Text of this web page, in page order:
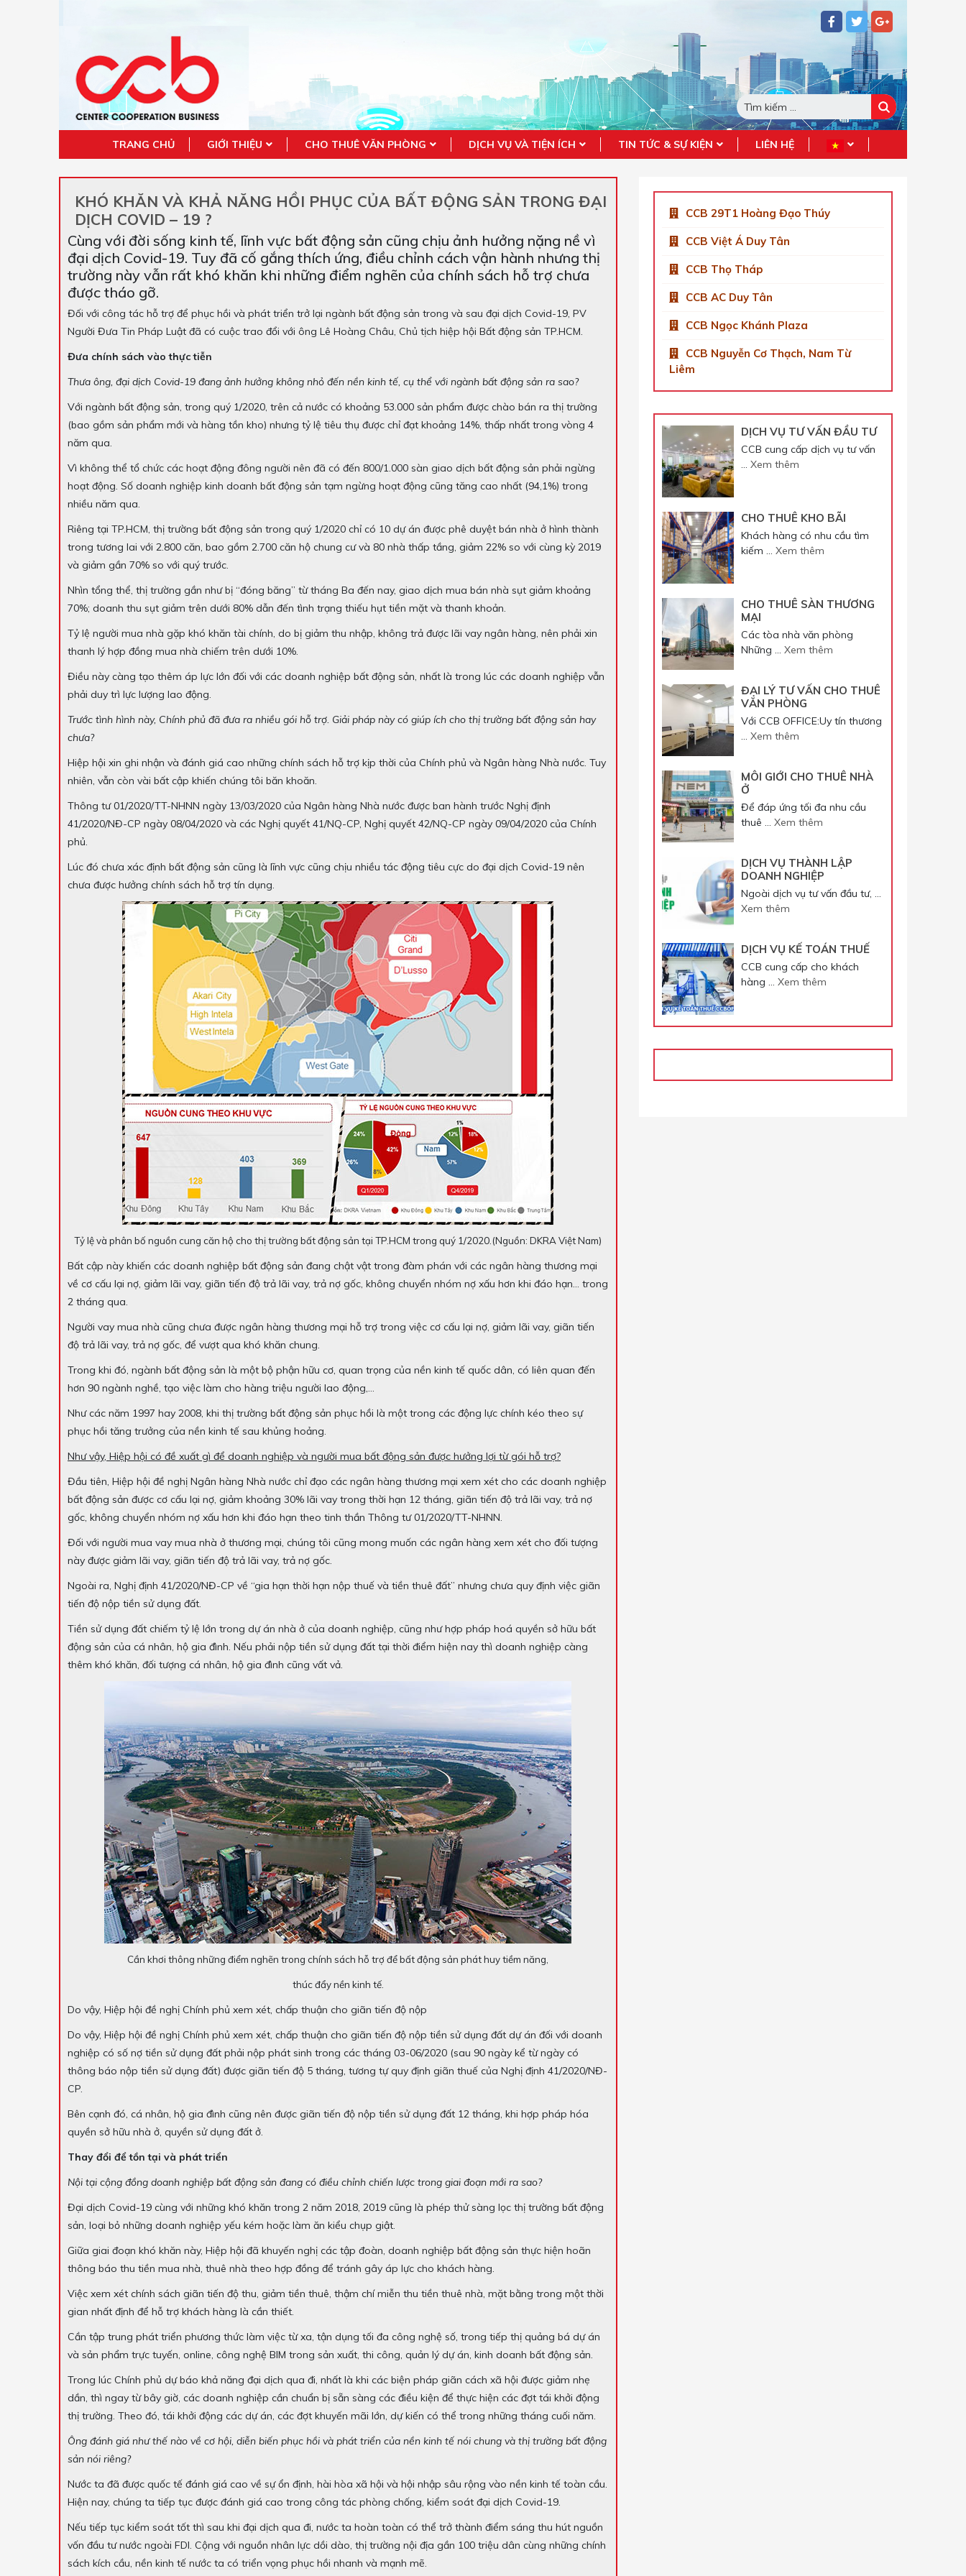
TRANG CHỦ GIỚI THIỆU CHO THUÊ VĂN PHÒNG DỊCH VỤ VÀ TIỆN ÍCH TIN TỨC & SỰ KIỆN LIÊN HỆ
KHÓ KHĂN VÀ KHẢ NĂNG HỒI PHỤC CỦA BẤT ĐỘNG SẢN TRONG ĐẠI
DỊCH COVID – 19 ?
Cùng với đời sống kinh tế, lĩnh vực bất động sản cũng chịu ảnh hưởng nặng nề vì
đại dịch Covid-19. Tuy đã cố gắng thích ứng, điều chỉnh cách vận hành nhưng thị
trường này vẫn rất khó khăn khi những điểm nghẽn của chính sách hỗ trợ chưa
được tháo gỡ.
Đối với công tác hỗ trợ để phục hồi và phát triển trở lại ngành bất động sản trong và sau đại dịch Covid-19, PV
Người Đưa Tin Pháp Luật đã có cuộc trao đổi với ông Lê Hoàng Châu, Chủ tịch hiệp hội Bất động sản TP.HCM.
Đưa chính sách vào thực tiễn
Thưa ông, đại dịch Covid-19 đang ảnh hưởng không nhỏ đến nền kinh tế, cụ thể với ngành bất động sản ra sao?
Với ngành bất động sản, trong quý 1/2020, trên cả nước có khoảng 53.000 sản phẩm được chào bán ra thị trường
(bao gồm sản phẩm mới và hàng tồn kho) nhưng tỷ lệ tiêu thụ được chỉ đạt khoảng 14%, thấp nhất trong vòng 4
năm qua.
Vì không thể tổ chức các hoạt động đông người nên đã có đến 800/1.000 sàn giao dịch bất động sản phải ngừng
hoạt động. Số doanh nghiệp kinh doanh bất động sản tạm ngừng hoạt động cũng tăng cao nhất (94,1%) trong
nhiều năm qua.
Riêng tại TP.HCM, thị trường bất động sản trong quý 1/2020 chỉ có 10 dự án được phê duyệt bán nhà ở hình thành
trong tương lai với 2.800 căn, bao gồm 2.700 căn hộ chung cư và 80 nhà thấp tầng, giảm 22% so với cùng kỳ 2019
và giảm gần 70% so với quý trước.
Nhìn tổng thể, thị trường gần như bị “đóng băng” từ tháng Ba đến nay, giao dịch mua bán nhà sụt giảm khoảng
70%; doanh thu sụt giảm trên dưới 80% dẫn đến tình trạng thiếu hụt tiền mặt và thanh khoản.
Tỷ lệ người mua nhà gặp khó khăn tài chính, do bị giảm thu nhập, không trả được lãi vay ngân hàng, nên phải xin
thanh lý hợp đồng mua nhà chiếm trên dưới 10%.
Điều này càng tạo thêm áp lực lớn đối với các doanh nghiệp bất động sản, nhất là trong lúc các doanh nghiệp vẫn
phải duy trì lực lượng lao động.
Trước tình hình này, Chính phủ đã đưa ra nhiều gói hỗ trợ. Giải pháp này có giúp ích cho thị trường bất động sản hay
chưa?
Hiệp hội xin ghi nhận và đánh giá cao những chính sách hỗ trợ kịp thời của Chính phủ và Ngân hàng Nhà nước. Tuy
nhiên, vẫn còn vài bất cập khiến chúng tôi băn khoăn.
Thông tư 01/2020/TT-NHNN ngày 13/03/2020 của Ngân hàng Nhà nước được ban hành trước Nghị định
41/2020/NĐ-CP ngày 08/04/2020 và các Nghị quyết 41/NQ-CP, Nghị quyết 42/NQ-CP ngày 09/04/2020 của Chính
phủ.
Lúc đó chưa xác định bất động sản cũng là lĩnh vực cũng chịu nhiều tác động tiêu cực do đại dịch Covid-19 nên
chưa được hưởng chính sách hỗ trợ tín dụng.
Tỷ lệ và phân bố nguồn cung căn hộ cho thị trường bất động sản tại TP.HCM trong quý 1/2020.(Nguồn: DKRA Việt Nam)
Bất cập này khiến các doanh nghiệp bất động sản đang chật vật trong đàm phán với các ngân hàng thương mại
về cơ cấu lại nợ, giảm lãi vay, giãn tiến độ trả lãi vay, trả nợ gốc, không chuyển nhóm nợ xấu hơn khi đáo hạn… trong
2 tháng qua.
Người vay mua nhà cũng chưa được ngân hàng thương mại hỗ trợ trong việc cơ cấu lại nợ, giảm lãi vay, giãn tiến
độ trả lãi vay, trả nợ gốc, để vượt qua khó khăn chung.
Trong khi đó, ngành bất động sản là một bộ phận hữu cơ, quan trọng của nền kinh tế quốc dân, có liên quan đến
hơn 90 ngành nghề, tạo việc làm cho hàng triệu người lao động,…
Như các năm 1997 hay 2008, khi thị trường bất động sản phục hồi là một trong các động lực chính kéo theo sự
phục hồi tăng trưởng của nền kinh tế sau khủng hoảng.
Như vậy, Hiệp hội có đề xuất gì để doanh nghiệp và người mua bất động sản được hưởng lợi từ gói hỗ trợ?
Đầu tiên, Hiệp hội đề nghị Ngân hàng Nhà nước chỉ đạo các ngân hàng thương mại xem xét cho các doanh nghiệp
bất động sản được cơ cấu lại nợ, giảm khoảng 30% lãi vay trong thời hạn 12 tháng, giãn tiến độ trả lãi vay, trả nợ
gốc, không chuyển nhóm nợ xấu hơn khi đáo hạn theo tinh thần Thông tư 01/2020/TT-NHNN.
Đối với người mua vay mua nhà ở thương mại, chúng tôi cũng mong muốn các ngân hàng xem xét cho đối tượng
này được giảm lãi vay, giãn tiến độ trả lãi vay, trả nợ gốc.
Ngoài ra, Nghị định 41/2020/NĐ-CP về “gia hạn thời hạn nộp thuế và tiền thuê đất” nhưng chưa quy định việc giãn
tiến độ nộp tiền sử dụng đất.
Tiền sử dụng đất chiếm tỷ lệ lớn trong dự án nhà ở của doanh nghiệp, cũng như hợp pháp hoá quyền sở hữu bất
động sản của cá nhân, hộ gia đình. Nếu phải nộp tiền sử dụng đất tại thời điểm hiện nay thì doanh nghiệp càng
thêm khó khăn, đối tượng cá nhân, hộ gia đình cũng vất vả.
Cần khơi thông những điểm nghẽn trong chính sách hỗ trợ để bất động sản phát huy tiềm năng,
thúc đẩy nền kinh tế.
Do vậy, Hiệp hội đề nghị Chính phủ xem xét, chấp thuận cho giãn tiến độ nộp
Do vậy, Hiệp hội đề nghị Chính phủ xem xét, chấp thuận cho giãn tiến độ nộp tiền sử dụng đất dự án đối với doanh
nghiệp có số nợ tiền sử dụng đất phải nộp phát sinh trong các tháng 03-06/2020 (sau 90 ngày kể từ ngày có
thông báo nộp tiền sử dụng đất) được giãn tiến độ 5 tháng, tương tự quy định giãn thuế của Nghị định 41/2020/NĐ-
CP.
Bên cạnh đó, cá nhân, hộ gia đình cũng nên được giãn tiến độ nộp tiền sử dụng đất 12 tháng, khi hợp pháp hóa
quyền sở hữu nhà ở, quyền sử dụng đất ở.
Thay đổi để tồn tại và phát triển
Nội tại cộng đồng doanh nghiệp bất động sản đang có điều chỉnh chiến lược trong giai đoạn mới ra sao?
Đại dịch Covid-19 cùng với những khó khăn trong 2 năm 2018, 2019 cũng là phép thử sàng lọc thị trường bất động
sản, loại bỏ những doanh nghiệp yếu kém hoặc làm ăn kiểu chụp giật.
Giữa giai đoạn khó khăn này, Hiệp hội đã khuyến nghị các tập đoàn, doanh nghiệp bất động sản thực hiện hoãn
thông báo thu tiền mua nhà, thuê nhà theo hợp đồng để tránh gây áp lực cho khách hàng.
Việc xem xét chính sách giãn tiến độ thu, giảm tiền thuê, thậm chí miễn thu tiền thuê nhà, mặt bằng trong một thời
gian nhất định để hỗ trợ khách hàng là cần thiết.
Cần tập trung phát triển phương thức làm việc từ xa, tận dụng tối đa công nghệ số, trong tiếp thị quảng bá dự án
và sản phẩm trực tuyến, online, công nghệ BIM trong sản xuất, thi công, quản lý dự án, kinh doanh bất động sản.
Trong lúc Chính phủ dự báo khả năng đại dịch qua đi, nhất là khi các biện pháp giãn cách xã hội được giảm nhẹ
dần, thì ngay từ bây giờ, các doanh nghiệp cần chuẩn bị sẵn sàng các điều kiện để thực hiện các đợt tái khởi động
thị trường. Theo đó, tái khởi động các dự án, các đợt khuyến mãi lớn, dự kiến có thể trong những tháng cuối năm.
Ông đánh giá như thế nào về cơ hội, diễn biến phục hồi và phát triển của nền kinh tế nói chung và thị trường bất động
sản nói riêng?
Nước ta đã được quốc tế đánh giá cao về sự ổn định, hài hòa xã hội và hội nhập sâu rộng vào nền kinh tế toàn cầu.
Hiện nay, chúng ta tiếp tục được đánh giá cao trong công tác phòng chống, kiểm soát đại dịch Covid-19.
Nếu tiếp tục kiểm soát tốt thì sau khi đại dịch qua đi, nước ta hoàn toàn có thể trở thành điểm sáng thu hút nguồn
vốn đầu tư nước ngoài FDI. Cộng với nguồn nhân lực dồi dào, thị trường nội địa gần 100 triệu dân cùng những chính
sách kích cầu, nền kinh tế nước ta có triển vọng phục hồi nhanh và mạnh mẽ.
CCB 29T1 Hoàng Đạo Thúy
CCB Việt Á Duy Tân
CCB Thọ Tháp
CCB AC Duy Tân
CCB Ngọc Khánh Plaza
CCB Nguyễn Cơ Thạch, Nam Từ
Liêm
DỊCH VỤ TƯ VẤN ĐẦU TƯ
CCB cung cấp dịch vụ tư vấn
… Xem thêm
CHO THUÊ KHO BÃI
Khách hàng có nhu cầu tìm
kiếm … Xem thêm
CHO THUÊ SÀN THƯƠNG
MẠI
Các tòa nhà văn phòng
Những … Xem thêm
ĐẠI LÝ TƯ VẤN CHO THUÊ
VĂN PHÒNG
Với CCB OFFICE:Uy tín thương
… Xem thêm
MÔI GIỚI CHO THUÊ NHÀ
Ở
Để đáp ứng tối đa nhu cầu
thuê … Xem thêm
DỊCH VỤ THÀNH LẬP
DOANH NGHIỆP
Ngoài dịch vụ tư vấn đầu tư, …
Xem thêm
DỊCH VỤ KẾ TOÁN THUẾ
CCB cung cấp cho khách
hàng … Xem thêm